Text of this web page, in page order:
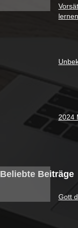
2024
Beliebte Beiträge
Gott